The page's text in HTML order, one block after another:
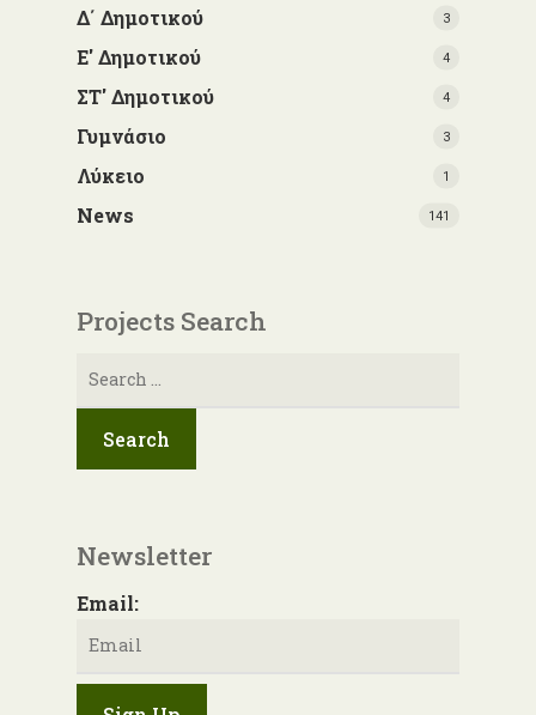
Δ΄ Δημοτικού 3
Ε' Δημοτικού 4
ΣΤ' Δημοτικού 4
Γυμνάσιο 3
Λύκειο 1
News 141
Projects Search
Search
Newsletter
Email: